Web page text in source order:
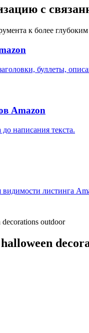
с
к более
буллеты,
Amazon
написания текста.
листинга
outdoor